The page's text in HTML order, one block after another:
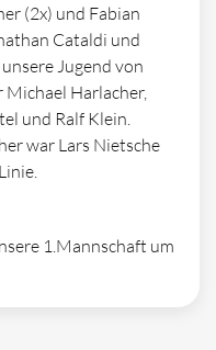
(2x) und Fabian
Cataldi und
Jugend von
Michael Harlacher,
und Ralf Klein.
war Lars Nietsche
1.Mannschaft um